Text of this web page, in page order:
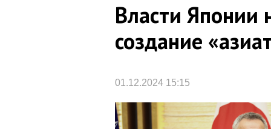
Власти Японии
создание
01.12.2024 15:15